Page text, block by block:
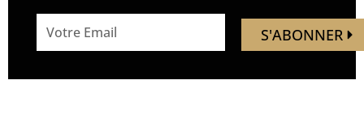
address
S'ABONNER